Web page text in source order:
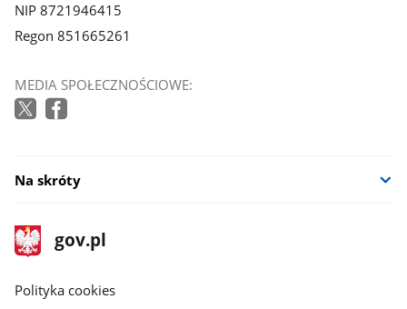
NIP 8721946415
Regon 851665261
MEDIA SPOŁECZNOŚCIOWE:
Na skróty
stopka
gov.pl
Strona
gov.pl
gov.pl
Polityka cookies